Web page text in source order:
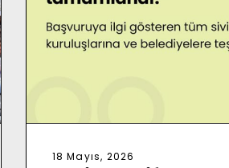
18 Mayıs, 2026